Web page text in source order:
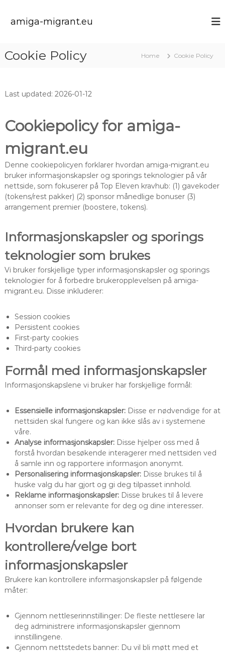
amiga-migrant.eu
Cookie Policy Home Cookie Policy
Last updated: 2026-01-12
Cookiepolicy for amiga-
migrant.eu
Denne cookiepolicyen forklarer hvordan amiga-migrant.eu
bruker informasjonskapsler og sporings teknologier på vår
nettside, som fokuserer på Top Eleven kravhub: (1) gavekoder
(tokens/rest pakker) (2) sponsor månedlige bonuser (3)
arrangement premier (boostere, tokens).
Informasjonskapsler og sporings
teknologier som brukes
Vi bruker forskjellige typer informasjonskapsler og sporings
teknologier for å forbedre brukeropplevelsen på amiga-
migrant.eu. Disse inkluderer:
Session cookies
Persistent cookies
First-party cookies
Third-party cookies
Formål med informasjonskapsler
Informasjonskapslene vi bruker har forskjellige formål:
Essensielle informasjonskapsler:Disse er nødvendige for at
nettsiden skal fungere og kan ikke slås av i systemene
våre.
Analyse informasjonskapsler:Disse hjelper oss med å
forstå hvordan besøkende interagerer med nettsiden ved
å samle inn og rapportere informasjon anonymt.
Personalisering informasjonskapsler:Disse brukes til å
huske valg du har gjort og gi deg tilpasset innhold.
Reklame informasjonskapsler:Disse brukes til å levere
annonser som er relevante for deg og dine interesser.
Hvordan brukere kan
kontrollere/velge bort
informasjonskapsler
Brukere kan kontrollere informasjonskapsler på følgende
måter:
Gjennom nettleserinnstillinger: De fleste nettlesere lar
deg administrere informasjonskapsler gjennom
innstillingene.
Gjennom nettstedets banner: Du vil bli møtt med et